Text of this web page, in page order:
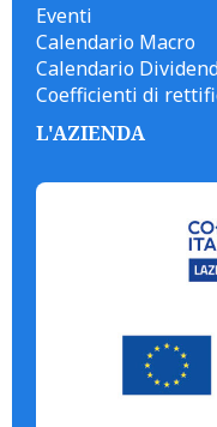
Eventi
Calendario Macro
Calendario
Coefficienti di
L'AZIENDA